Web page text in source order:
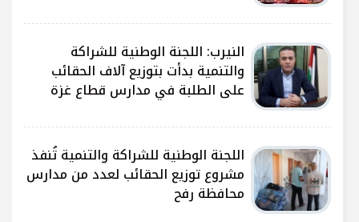
النيرب: اللجنة الوطنية للشراكة
والتنمية بدأت بتوزيع آلاف الحقائب
على الطلبة في مدارس قطاع غزة
اللجنة الوطنية للشراكة والتنمية تُنفذ
مشروع توزيع الحقائب لعدد من مدارس
محافظة رفح